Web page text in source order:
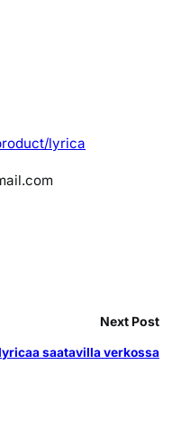
lyrica
Next Post
saatavilla verkossa